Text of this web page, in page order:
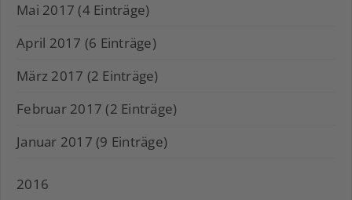
Mai 2017 (4 Einträge)
April 2017 (6 Einträge)
März 2017 (2 Einträge)
Februar 2017 (2 Einträge)
Januar 2017 (9 Einträge)
2016